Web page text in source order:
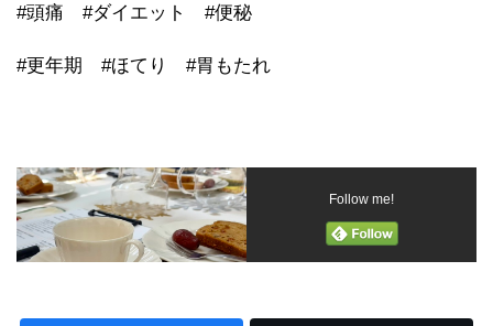
#頭痛 #ダイエット #便秘
#更年期 #ほてり #胃もたれ
Follow me!